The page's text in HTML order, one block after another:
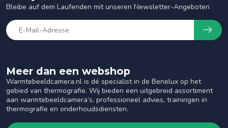
Meer dan een webshop
Warmtebeeldcamera.nl is dé specialist in de Benelux op het
gebied van thermografie. Wij bieden een uitgebreid assortiment
aan warmtebeeldcamera’s, professioneel advies, trainingen in
thermografie en onderhoudsdiensten.
Bleibe auf dem Laufenden mit unseren Newsletter-Angeboten